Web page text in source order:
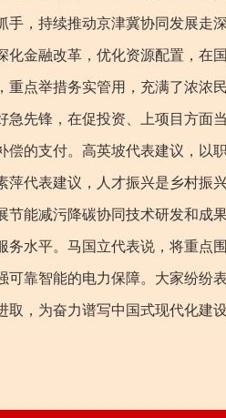
手，持续推动京津冀协同发展走
化金融改革，优化资源配置，在
重点举措务实管用，充满了浓浓
急先锋，在促投资、上项目方面
偿的支付。高英坡代表建议，以
萍代表建议，人才振兴是乡村振
节能减污降碳协同技术研发和成
务水平。马国立代表说，将重点
可靠智能的电力保障。大家纷
，为奋力谱写中国式现代化建